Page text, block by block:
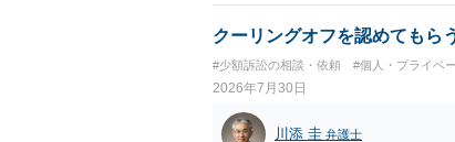
ば、交際を終了させたことにより
チケットを引き渡すべきといえる
場合、交際を解消した2人が当日隣
ころです。一方、チケットがエリ
し、そのチケットが入手困難であ
クーリングオフを認めてもら
#少額訴訟の相談・依頼 #個人・プライベ
2026年7月30日
川添 圭 弁護士